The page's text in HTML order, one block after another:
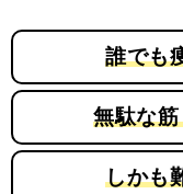
誰でも
無駄な
しかも